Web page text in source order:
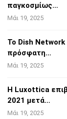
παγκοσμίως…
Μάι 19, 2025
Το Dish
πρόσφατη…
Μάι 19, 2025
Η Luxottica
2021 μετά…
Μάι 19, 2025